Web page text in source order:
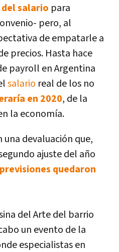
salario para
pero, al
de empatarle a
precios. Hasta hace
payroll en Argentina
salario real de los no
en 2020, de la
la economía.
una devaluación que,
ajuste del año
previsiones quedaron
del Arte del barrio
un evento de la
especialistas en